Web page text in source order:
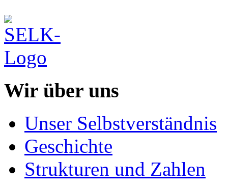
Wir über uns
Unser Selbstverständnis
Geschichte
Strukturen und Zahlen